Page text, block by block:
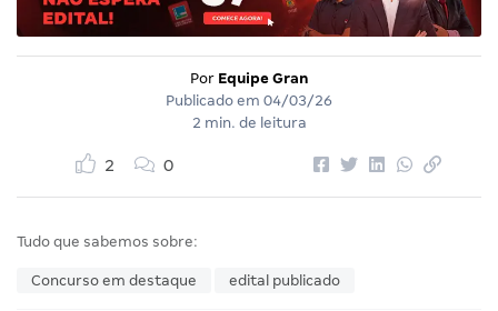
Por Equipe Gran
Publicado em 04/03/26
2 min. de leitura
2 0
Tudo que sabemos sobre:
Concurso em destaque edital publicado